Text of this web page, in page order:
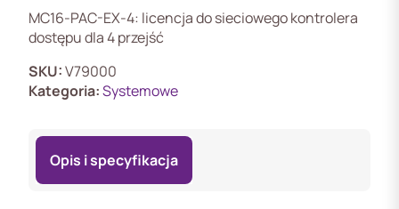
4
Moduł
kontrolera
dostępu
-
MC16-PAC-EX-4: licencja do sieciowego kontrolera
dostępu dla 4 przejść
SKU:V79000
Kategoria:Systemowe
Opis i specyfikacja